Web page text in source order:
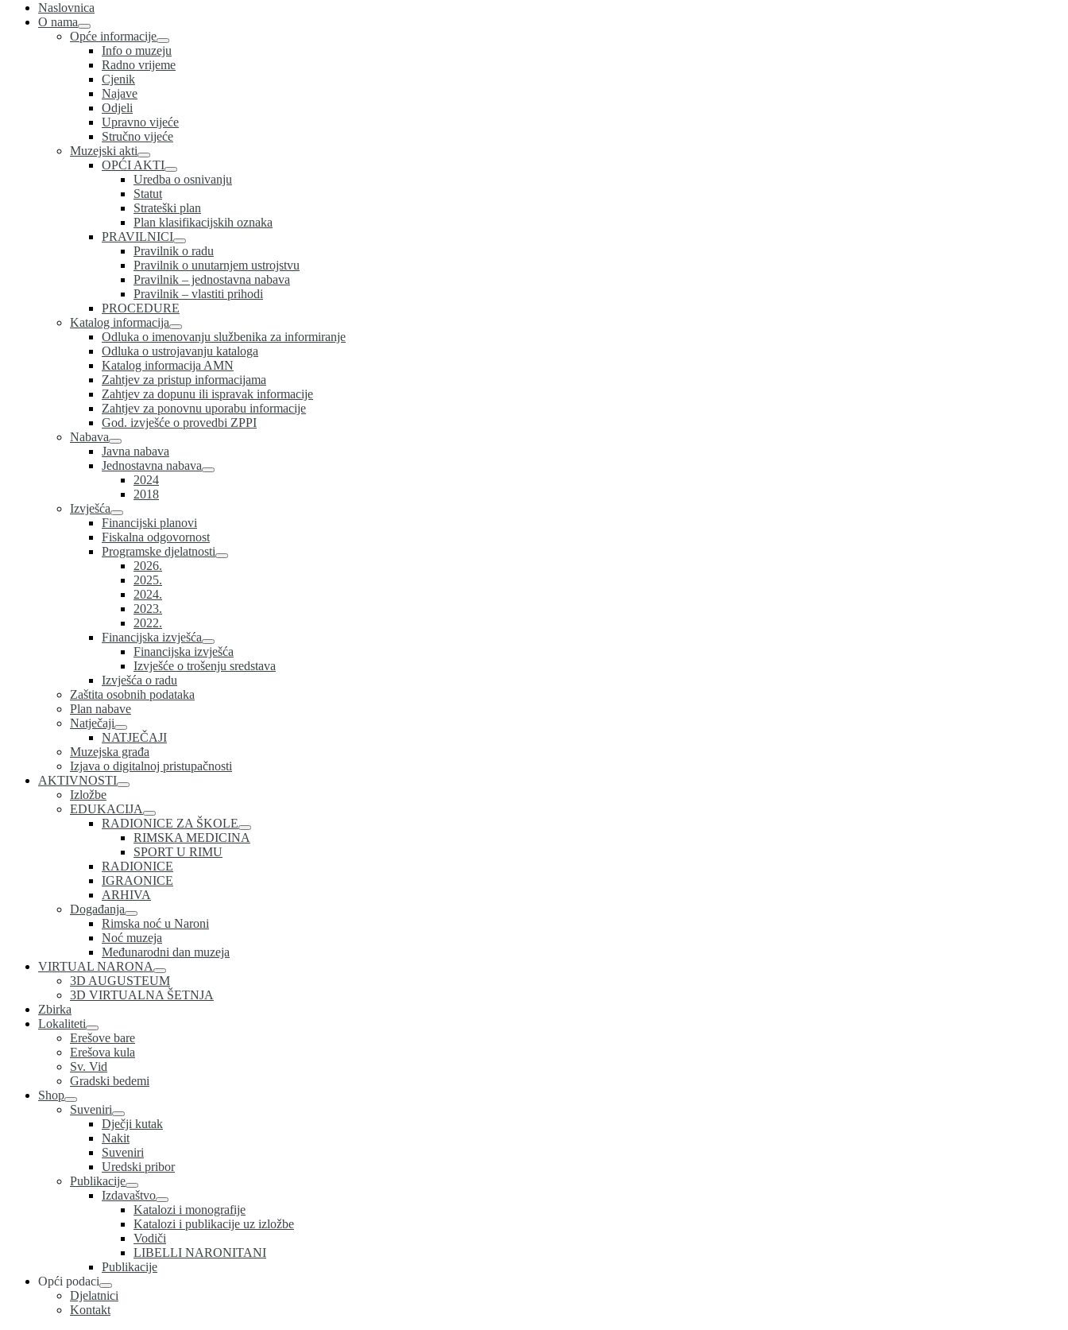
Naslovnica
O nama
Opće informacije
Info o muzeju
Radno vrijeme
Cjenik
Najave
Odjeli
Upravno vijeće
Stručno vijeće
Muzejski akti
OPĆI AKTI
Uredba o osnivanju
Statut
Strateški plan
Plan klasifikacijskih oznaka
PRAVILNICI
Pravilnik o radu
Pravilnik o unutarnjem ustrojstvu
Pravilnik – jednostavna nabava
Pravilnik – vlastiti prihodi
PROCEDURE
Katalog informacija
Odluka o imenovanju službenika za informiranje
Odluka o ustrojavanju kataloga
Katalog informacija AMN
Zahtjev za pristup informacijama
Zahtjev za dopunu ili ispravak informacije
Zahtjev za ponovnu uporabu informacije
God. izvješće o provedbi ZPPI
Nabava
Javna nabava
Jednostavna nabava
2024
2018
Izvješća
Financijski planovi
Fiskalna odgovornost
Programske djelatnosti
2026.
2025.
2024.
2023.
2022.
Financijska izvješća
Financijska izvješća
Izvješće o trošenju sredstava
Izvješća o radu
Zaštita osobnih podataka
Plan nabave
Natječaji
NATJEČAJI
Muzejska građa
Izjava o digitalnoj pristupačnosti
AKTIVNOSTI
Izložbe
EDUKACIJA
RADIONICE ZA ŠKOLE
RIMSKA MEDICINA
SPORT U RIMU
RADIONICE
IGRAONICE
ARHIVA
Događanja
Rimska noć u Naroni
Noć muzeja
Međunarodni dan muzeja
VIRTUAL NARONA
3D AUGUSTEUM
3D VIRTUALNA ŠETNJA
Zbirka
Lokaliteti
Erešove bare
Erešova kula
Sv. Vid
Gradski bedemi
Shop
Suveniri
Dječji kutak
Nakit
Suveniri
Uredski pribor
Publikacije
Izdavaštvo
Katalozi i monografije
Katalozi i publikacije uz izložbe
Vodiči
LIBELLI NARONITANI
Publikacije
Opći podaci
Djelatnici
Kontakt